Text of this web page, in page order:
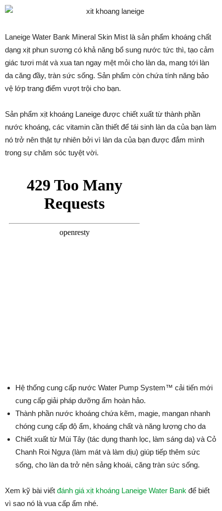
Laneige Water Bank Mineral Skin Mist là sản phẩm khoáng chất
dạng xịt phun sương có khả năng bổ sung nước tức thì, tạo cảm
giác tươi mát và xua tan ngay mệt mỏi cho làn da, mang tới làn
da căng đầy, tràn sức sống. Sản phẩm còn chứa tính năng bảo
vệ lớp trang điểm vượt trội cho bạn.
Sản phẩm xịt khoáng Laneige được chiết xuất từ thành phần
nước khoáng, các vitamin cần thiết để tái sinh làn da của bạn làm
nó trở nên thật tự nhiên bởi vì làn da của bạn được đắm mình
trong sự chăm sóc tuyệt vời.
Hệ thống cung cấp nước Water Pump System™ cải tiến mới
cung cấp giải pháp dưỡng ẩm hoàn hảo.
Thành phần nước khoáng chứa kẽm, magie, mangan nhanh
chóng cung cấp độ ẩm, khoáng chất và năng lượng cho da
Chiết xuất từ Mùi Tây (tác dụng thanh lọc, làm sáng da) và Cỏ
Chanh Roi Ngựa (làm mát và làm dịu) giúp tiếp thêm sức
sống, cho làn da trở nên sảng khoái, căng tràn sức sống.
Xem kỹ bài viết đánh giá xịt khoáng Laneige Water Bank để biết
vì sao nó là vua cấp ẩm nhé.